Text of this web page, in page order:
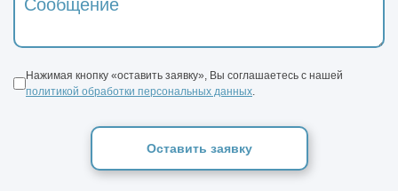
Нажимая кнопку «оставить заявку», Вы соглашаетесь с нашей
политикой обработки персональных данных.
Оставить заявку